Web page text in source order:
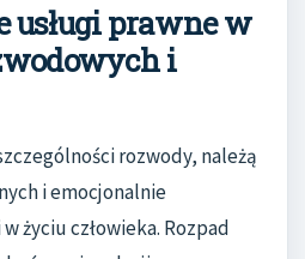
usługi prawne w
i
rozwody, należą
i emocjonalnie
życiu człowieka. Rozpad